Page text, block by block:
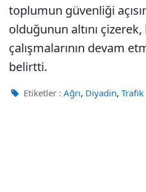
toplumun güvenliği
olduğunun altını
çalışmalarının devam
belirtti.
Etiketler : Ağrı, Diyadin, Trafik